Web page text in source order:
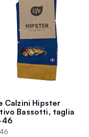
Calzini Hipster
Bassotti, taglia
46